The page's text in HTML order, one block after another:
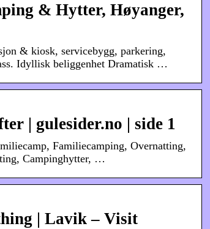
& Hytter, Høyanger,
& kiosk, servicebygg, parkering,
Idyllisk beliggenhet Dramatisk …
| gulesider.no | side 1
Familiecamping, Overnatting,
Campinghytter, …
| Lavik – Visit